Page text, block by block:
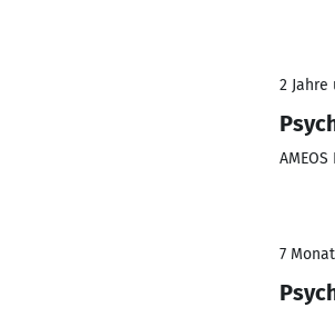
2 Jahre
7